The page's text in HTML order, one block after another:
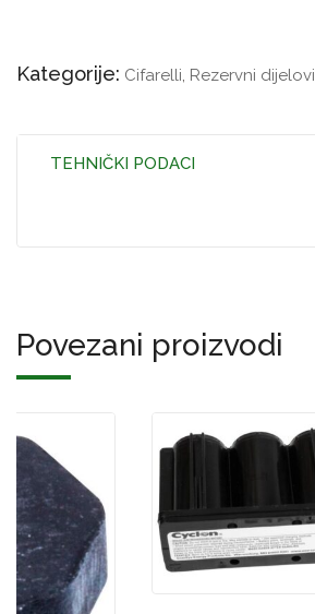
Kategorije: Cifarelli, Rezervni dijelovi
TEHNIČKI PODACI
Povezani proizvodi